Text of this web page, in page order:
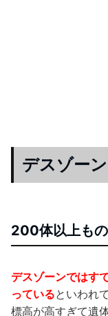
デスゾー
200体以上も
デスゾーンではす
っているといわれ
標高が高すぎて遺